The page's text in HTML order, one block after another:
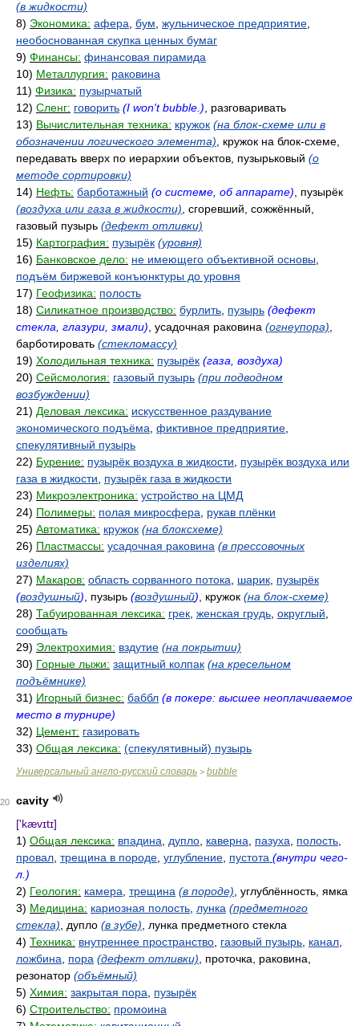
(в жидкости)
8) Экономика: афера бум жульническое предприятие
необоснованная скупка ценных бумаг
9) Финансы: финансовая пирамида
10) Металлургия: раковина
11) Физика: пузырчатый
12) Сленг: говорить (I won't bubble.) , разговаривать
13) Вычислительная техника: кружок (на блок-схеме или в
обозначении логического элемента) , кружок на блок-схеме,
передавать вверх по иерархии объектов, пузырьковый (о
методе сортировки)
14) Нефть: барботажный (о системе, об аппарате) , пузырёк
(воздуха или газа в жидкости) , сгоревший, сожжённый,
газовый пузырь (дефект отливки)
15) Картография: пузырёк (уровня)
16) Банковское дело: не имеющего объективной основы
подъём биржевой конъюнктуры до уровня
17) Геофизика: полость
18) Силикатное производство: бурлить пузырь (дефект
стекла, глазури, змали) , усадочная раковина (огнеупора)
барботировать (стекломассу)
19) Холодильная техника: пузырёк (газа, воздуха)
20) Сейсмология: газовый пузырь (при подводном
возбуждении)
21) Деловая лексика: искусственное раздувание
экономического подъёма фиктивное предприятие
спекулятивный пузырь
22) Бурение: пузырёк воздуха в жидкости
пузырёк воздуха или
газа в жидкости
пузырёк газа в жидкости
23) Микроэлектроника: устройство на ЦМД
24) Полимеры: полая микросфера
рукав плёнки
25) Автоматика: кружок (на блоксхеме)
26) Пластмассы: усадочная раковина (в прессовочных
изделиях)
27) Макаров: область сорванного потока шарик пузырёк
(воздушный) , пузырь (воздушный) , кружок (на блок-схеме)
28) Табуированная лексика: грек женская грудь округлый
сообщать
29) Электрохимия: вздутие (на покрытии)
30) Горные лыжи: защитный колпак (на кресельном
подъёмнике)
31) Игорный бизнес: баббл (в покере: высшее неоплачиваемое
место в турнире)
32) Цемент: газировать
33) Общая лексика: (спекулятивный) пузырь
Универсальный англо-русский словарь > bubble
20
cavity
['kævɪtɪ]
1) Общая лексика: впадина дупло каверна пазуха полость
провал трещина в породе углубление пустота (внутри чего-
л.)
2) Геология: камера трещина (в породе) , углублённость, ямка
3) Медицина: кариозная полость лунка (предметного
стекла) , дупло (в зубе) , лунка предметного стекла
4) Техника: внутреннее пространство газовый пузырь канал
ложбина
пора (дефект отливки) , проточка, раковина,
резонатор (объёмный)
5) Химия: закрытая пора
пузырёк
6) Строительство: промоина